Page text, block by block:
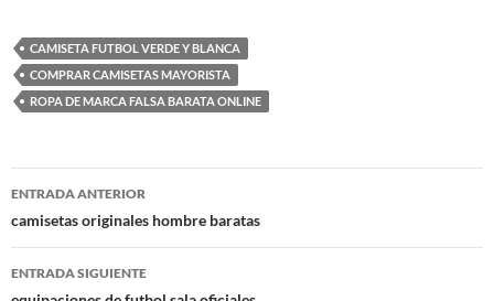
CAMISETA FUTBOL VERDE Y BLANCA
COMPRAR CAMISETAS MAYORISTA
ROPA DE MARCA FALSA BARATA ONLINE
Navegación
de
entradas
ENTRADA ANTERIOR
camisetas originales hombre baratas
ENTRADA SIGUIENTE